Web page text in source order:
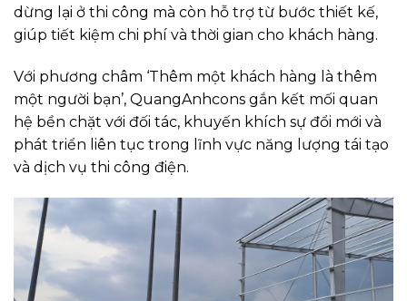
dừng lại ở thi công mà còn hỗ trợ từ bước thiết kế,
giúp tiết kiệm chi phí và thời gian cho khách hàng.
Với phương châm ‘Thêm một khách hàng là thêm
một người bạn’, QuangAnhcons gắn kết mối quan
hệ bền chặt với đối tác, khuyến khích sự đổi mới và
phát triển liên tục trong lĩnh vực năng lượng tái tạo
và dịch vụ thi công điện.